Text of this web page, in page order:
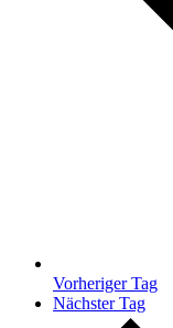
Vorheriger Tag
Nächster Tag